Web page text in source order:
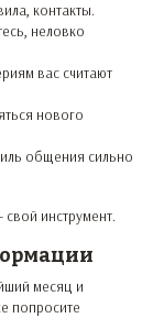
контакты.
неловко
вас считают
нового
общения сильно
инструмент.
месяц и
попросите